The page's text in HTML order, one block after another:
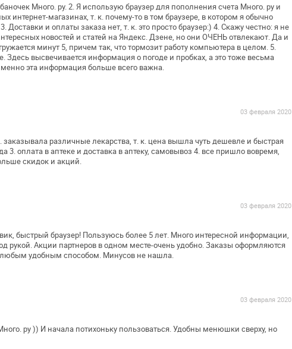
Много. ру.2. Я использую браузер для пополнения счета Много. ру и
интернет-магазинах, т. к. почему-то в том браузере, в котором я обычно
3. Доставки и оплаты заказа нет, т. к. это просто браузер:) 4. Скажу честно: я не
новостей и статей на Яндекс. Дзене, но они ОЧЕНЬотвлекают. Да и
минут 5, причем так, что тормозит работу компьютера в целом. 5.
Здесь высвечивается информация о погоде и пробках, а это тоже весьма
эта информация больше всего важна.
03 февраля 2020
заказывала различные лекарства, т. к. цена вышла чутьдешевле и быстрая
3. оплата в аптеке и доставка в аптеку, самовывоз 4. все пришло вовремя,
скидок и акций.
03 февраля 2020
быстрый браузер! Пользуюсь более 5 лет. Много интересной информации,
рукой. Акции партнеров в одном месте-очень удобно. Заказы оформляются
удобным способом. Минусов не нашла.
03 февраля 2020
ру )) И начала потихоньку пользоваться. Удобны менюшки сверху, но